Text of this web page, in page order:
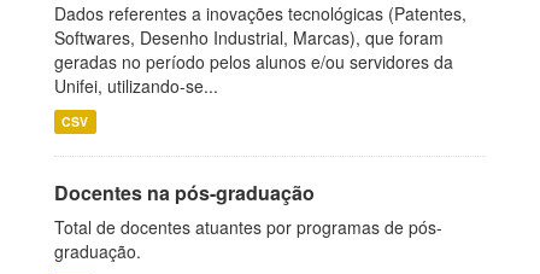
Dados referentes a inovações tecnológicas (Patentes,
Softwares, Desenho Industrial, Marcas), que foram
geradas no período pelos alunos e/ou servidores da
Unifei, utilizando-se...
CSV
Docentes na pós-graduação
Total de docentes atuantes por programas de pós-
graduação.